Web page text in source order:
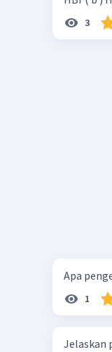
3
Apa
1
Jelaskan